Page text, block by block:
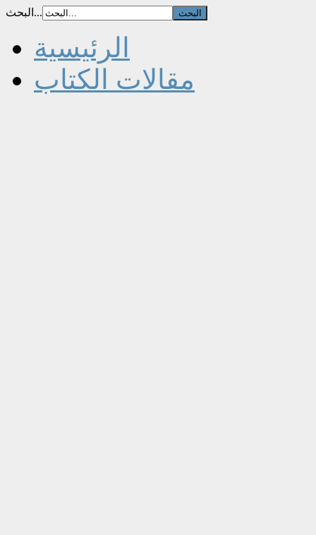
البحث...
الرئيسية
مقالات الكتاب